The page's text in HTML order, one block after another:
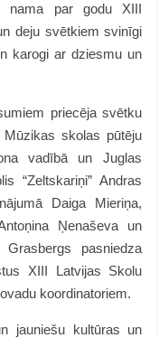
nama par godu XIII
deju svētkiem svinīgi
karogi ar dziesmu un
priecēja svētku
skolas pūtēju
vadībā un
Juglas
“Zeltskariņi” Andras
Daiga Mieriņa,
Ņenaševa un
pasniedza
XIII Latvijas Skolu
koordinatoriem.
jauniešu kultūras un